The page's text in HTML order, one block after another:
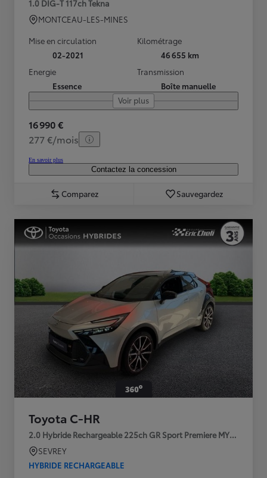
1.0 DIG-T 117ch Tekna
MONTCEAU-LES-MINES
Mise en circulation
02-2021
Kilométrage
46 655 km
Energie
Essence
Transmission
Boîte manuelle
Voir plus
16 990 €
277 €/mois
En savoir plus
Contactez la concession
Comparez Sauvegardez
Toyota C-HR
2.0 Hybride Rechargeable 225ch GR Sport Premiere MY25
SEVREY
HYBRIDE RECHARGEABLE